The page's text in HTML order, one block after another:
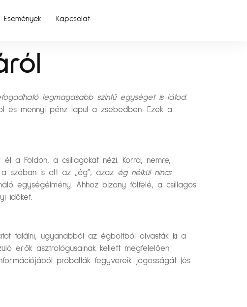
Események Kapcsolat
legmagasabb szintű egységet is látod.
és mennyi pénz lapul a zsebedben. Ezek a
a Földön, a csillagokat nézi. Korra, nemre,
a szóban is ott az „ég”, azaz ég nélkül nincs
egységélmény. Ahhoz bizony fölfelé, a csillagos
időket.
találni, ugyanabból az égboltból olvasták ki a
erők asztrológusainak kellett megfelelően
próbálták fegyvereik jogosságát (és